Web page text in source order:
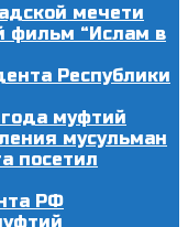
мечети
фильм “Ислам в
Республики
муфтий
мусульман
посетил
РФ